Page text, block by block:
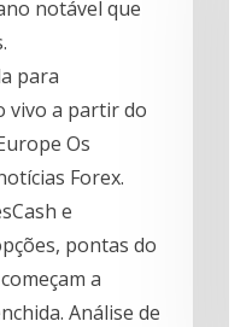
notável que
para
vivo a partir do
Os
Forex.
e
pontas do
a
Análise de